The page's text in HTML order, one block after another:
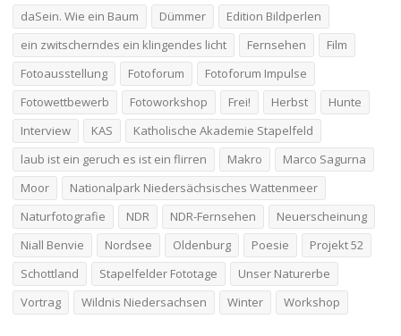
daSein. Wie ein Baum Dümmer
Edition Bildperlen
ein zwitscherndes ein klingendes licht
Fernsehen
Film
Fotoausstellung
Fotoforum
Fotoforum Impulse
Fotowettbewerb
Fotoworkshop Frei! Herbst
Hunte
Interview
KAS
Katholische Akademie Stapelfeld
laub ist ein geruch es ist ein flirren
Makro
Marco Sagurna
Moor
Nationalpark Niedersächsisches Wattenmeer
Naturfotografie
NDR NDR-Fernsehen
Neuerscheinung
Niall Benvie
Nordsee Oldenburg Poesie
Projekt 52
Schottland
Stapelfelder Fototage
Unser Naturerbe
Vortrag
Wildnis Niedersachsen Winter Workshop